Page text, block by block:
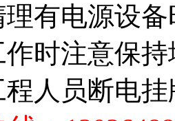
电源设备
注意保持
员断电挂